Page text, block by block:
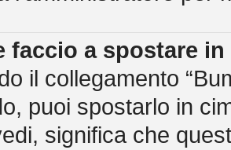
faccio a spostare
il collegamento
puoi spostarlo in
significa che